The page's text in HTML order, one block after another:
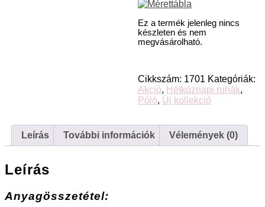
Ez a termék jelenleg nincs
készleten és nem
megvásárolható.
Cikkszám: 1701 Kategóriák:
Akció, Hétköznapi ruhák,
Póló, Új kollekció
Leírás További információk Vélemények (0)
Leírás
Anyagösszetétel: